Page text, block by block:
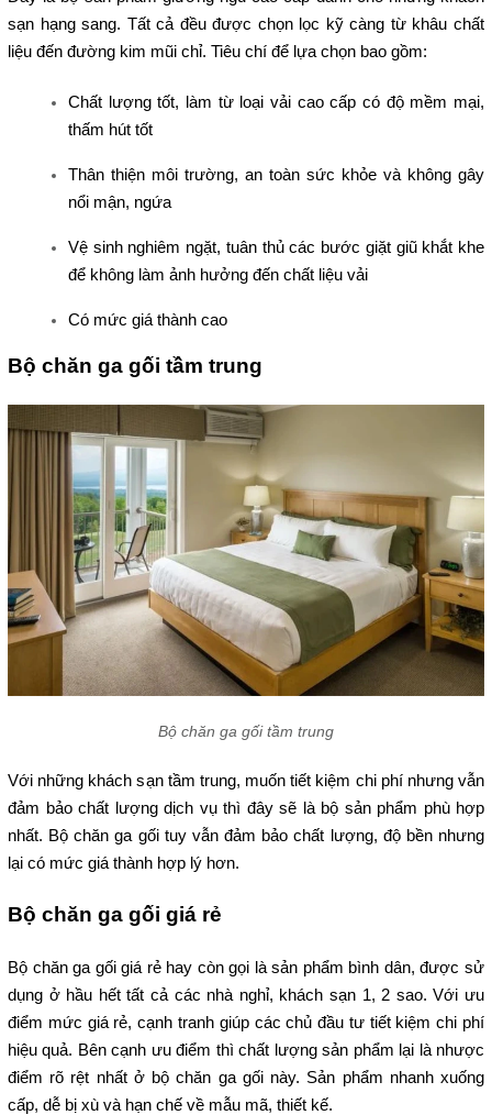
sạn hạng sang. Tất cả đều được chọn lọc kỹ càng từ khâu chất
liệu đến đường kim mũi chỉ. Tiêu chí để lựa chọn bao gồm:
Chất lượng tốt, làm từ loại vải cao cấp có độ mềm mại,
thấm hút tốt
Thân thiện môi trường, an toàn sức khỏe và không gây
nổi mận, ngứa
Vệ sinh nghiêm ngặt, tuân thủ các bước giặt giũ khắt khe
để không làm ảnh hưởng đến chất liệu vải
Có mức giá thành cao
Bộ chăn ga gối tầm trung
Bộ chăn ga gối tầm trung
Với những khách sạn tầm trung, muốn tiết kiệm chi phí nhưng vẫn
đảm bảo chất lượng dịch vụ thì đây sẽ là bộ sản phẩm phù hợp
nhất. Bộ chăn ga gối tuy vẫn đảm bảo chất lượng, độ bền nhưng
lại có mức giá thành hợp lý hơn.
Bộ chăn ga gối giá rẻ
Bộ chăn ga gối giá rẻ hay còn gọi là sản phẩm bình dân, được sử
dụng ở hầu hết tất cả các nhà nghỉ, khách sạn 1, 2 sao. Với ưu
điểm mức giá rẻ, cạnh tranh giúp các chủ đầu tư tiết kiệm chi phí
hiệu quả. Bên cạnh ưu điểm thì chất lượng sản phẩm lại là nhược
điểm rõ rệt nhất ở bộ chăn ga gối này. Sản phẩm nhanh xuống
cấp, dễ bị xù và hạn chế về mẫu mã, thiết kế.